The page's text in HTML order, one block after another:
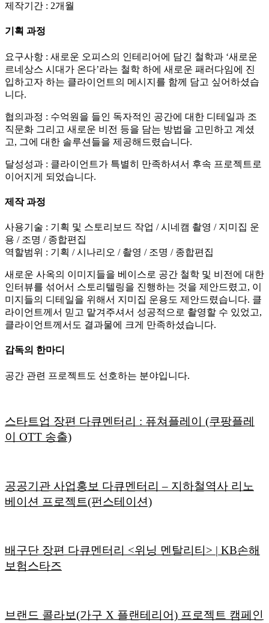
제작기간 : 2개월
기획 과정
요구사항 : 새로운 오피스의 인테리어에 담긴 철학과 ‘새로운
르네상스 시대가 온다’라는 철학 하에 새로운 패러다임에 진
입하고자 하는 클라이언트의 메시지를 함께 담고 싶어하셨습
니다.
협의과정 : 수억원을 들인 독자적인 공간에 대한 디테일과 조
직문화 그리고 새로운 비전 등을 담는 방법을 고민하고 계셨
고, 그에 대한 솔루션들을 제공해드렸습니다.
달성성과 : 클라이언트가 특별히 만족하셔서 후속 프로젝트로
이어지게 되었습니다.
제작 과정
사용기술 : 기획 및 스토리보드 작업 / 시네캠 촬영 / 지미집 운
용 / 조명 / 종합편집
역할범위 : 기획 / 시나리오 / 촬영 / 조명 / 종합편집
새로운 사옥의 이미지들을 베이스로 공간 철학 및 비전에 대한
인터뷰를 섞어서 스토리텔링을 진행하는 것을 제안드렸고, 이
미지들의 디테일을 위해서 지미집 운용도 제안드렸습니다. 클
라이언트께서 믿고 맡겨주셔서 성공적으로 촬영할 수 있었고,
클라이언트께서도 결과물에 크게 만족하셨습니다.
감독의 한마디
공간 관련 프로젝트도 선호하는 분야입니다.
스타트업 장편 다큐멘터리 : 퓨쳐플레이 (쿠팡플레
이 OTT 송출)
공공기관 사업홍보 다큐멘터리 – 지하철역사 리노
베이션 프로젝트(펀스테이션)
배구단 장편 다큐멘터리 <위닝 멘탈리티> | KB손해
보험스타즈
브랜드 콜라보(가구 X 플랜테리어) 프로젝트 캠페인